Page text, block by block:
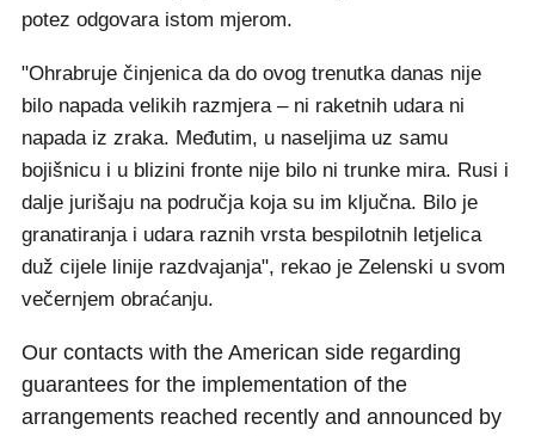
potez odgovara istom mjerom.
"Ohrabruje činjenica da do ovog trenutka danas nije
bilo napada velikih razmjera – ni raketnih udara ni
napada iz zraka. Međutim, u naseljima uz samu
bojišnicu i u blizini fronte nije bilo ni trunke mira. Rusi i
dalje jurišaju na područja koja su im ključna. Bilo je
granatiranja i udara raznih vrsta bespilotnih letjelica
duž cijele linije razdvajanja", rekao je Zelenski u svom
večernjem obraćanju.
Our contacts with the American side regarding
guarantees for the implementation of the
arrangements reached recently and announced by